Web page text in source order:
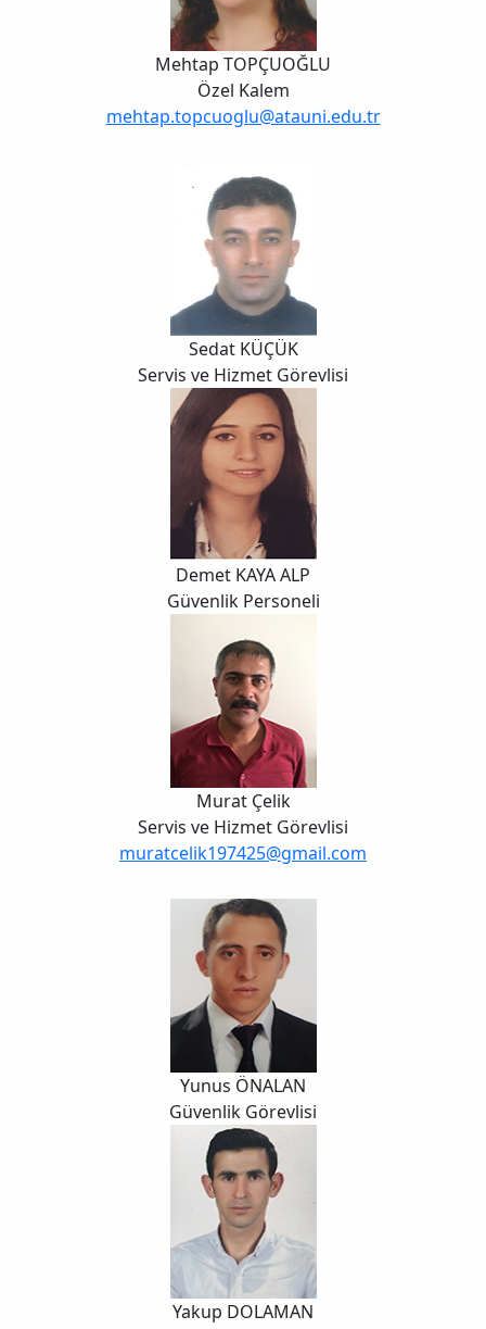
Mehtap TOPÇUOĞLU
Özel Kalem
mehtap.topcuoglu@atauni.edu.tr
Sedat KÜÇÜK
Servis ve Hizmet Görevlisi
Demet KAYA ALP
Güvenlik Personeli
Murat Çelik
Servis ve Hizmet Görevlisi
muratcelik197425@gmail.com
Yunus ÖNALAN
Güvenlik Görevlisi
Yakup DOLAMAN